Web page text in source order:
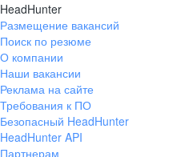
HeadHunter
Размещение вакансий
Поиск по резюме
О компании
Наши вакансии
Реклама на сайте
Требования к ПО
Безопасный HeadHunter
HeadHunter API
Партнерам